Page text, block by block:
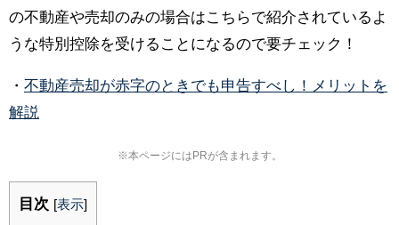
の不動産や売却のみの場合はこちらで紹介されているよ
うな特別控除を受けることになるので要チェック！
・ 不動産売却が赤字のときでも申告すべし！メリットを
解説
※本ページにはPRが含まれます。
目次 [表示]